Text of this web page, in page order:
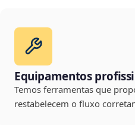
Equipamentos
Temos ferramentas que
restabelecem o fluxo